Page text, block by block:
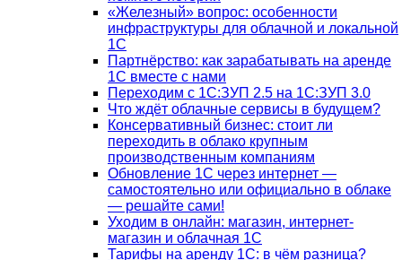
«Железный» вопрос: особенности
инфраструктуры для облачной и локальной
1С
Партнёрство: как зарабатывать на аренде
1С вместе с нами
Переходим с 1С:ЗУП 2.5 на 1С:ЗУП 3.0
Что ждёт облачные сервисы в будущем?
Консервативный бизнес: стоит ли
переходить в облако крупным
производственным компаниям
Обновление 1С через интернет —
самостоятельно или официально в облаке
— решайте сами!
Уходим в онлайн: магазин, интернет-
магазин и облачная 1С
Тарифы на аренду 1С: в чём разница?